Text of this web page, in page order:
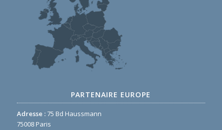
PARTENAIRE EUROPE
Adresse :75 Bd Haussmann
75008 Paris